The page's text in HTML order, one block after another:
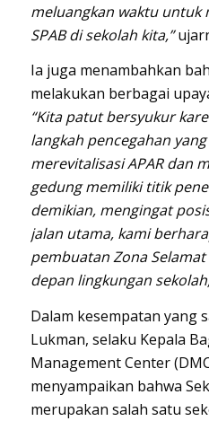
meluangkan waktu untuk
SPAB di sekolah kita,”
Ia juga menambahkan
melakukan berbagai
“Kita patut bersyukur
langkah pencegahan
merevitalisasi APAR dan
gedung memiliki titik
demikian, mengingat
jalan utama, kami
pembuatan Zona Selamat
depan lingkungan
Dalam kesempatan yang
Lukman, selaku Kepala
Management Center
menyampaikan bahwa
merupakan salah satu